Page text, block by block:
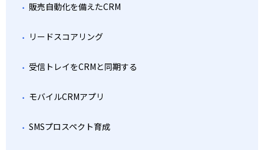
販売自動化を備えたCRM
リードスコアリング
受信トレイをCRMと同期する
モバイルCRMアプリ
SMSプロスペクト育成